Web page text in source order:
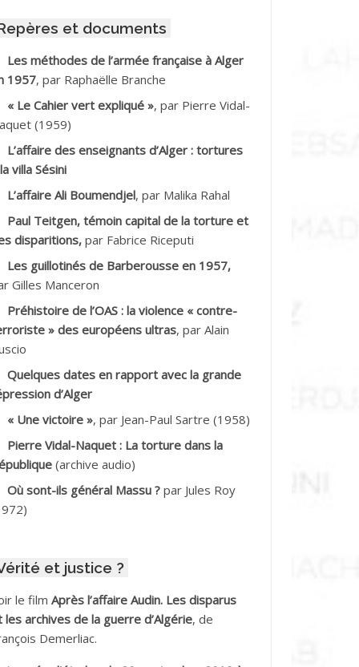
Salah
M.*
Ali
Tahar
Ramdane *
Baghdad*
Boualem*
Rachid
Omar *
Vve AIT SAADA
Mohamed Akli
et documents
Les méthodes de l’armée française à Alger
1957, par Raphaëlle Branche
« Le Cahier vert expliqué », par Pierre Vidal-
(1959)
L’affaire des enseignants d’Alger : tortures
villa Sésini
L’affaire Ali Boumendjel, par Malika Rahal
Paul Teitgen, témoin capital de la torture et
disparitions, par Fabrice Riceputi
Les guillotinés de Barberousse en 1957,
Gilles Manceron
Préhistoire de l’OAS : la violence « contre-
» des européens ultras, par Alain
Quelques dates en rapport avec la grande
d’Alger
« Une victoire », par Jean-Paul Sartre (1958)
Pierre Vidal-Naquet : La torture dans la
(archive audio)
Où sont-ils général Massu ? par Jules Roy
et justice ?
le film Après l’affaire Audin. Les disparus
les archives de la guerre d’Algérie, de
Demerliac.